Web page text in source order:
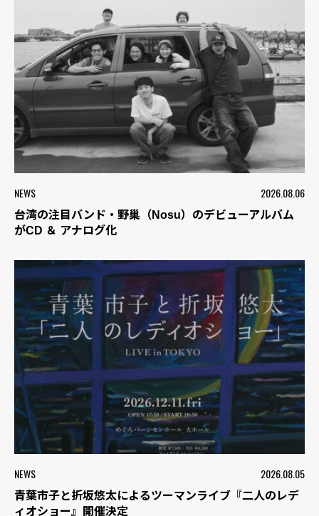
NEWS 2026.08.06
台湾の注目バンド・野巢（Nosu）のデビューアルバム
がCD ＆ アナログ化
NEWS 2026.08.05
青葉市子と折坂悠太によるツーマンライブ『二人のレデ
ィオショー』開催決定